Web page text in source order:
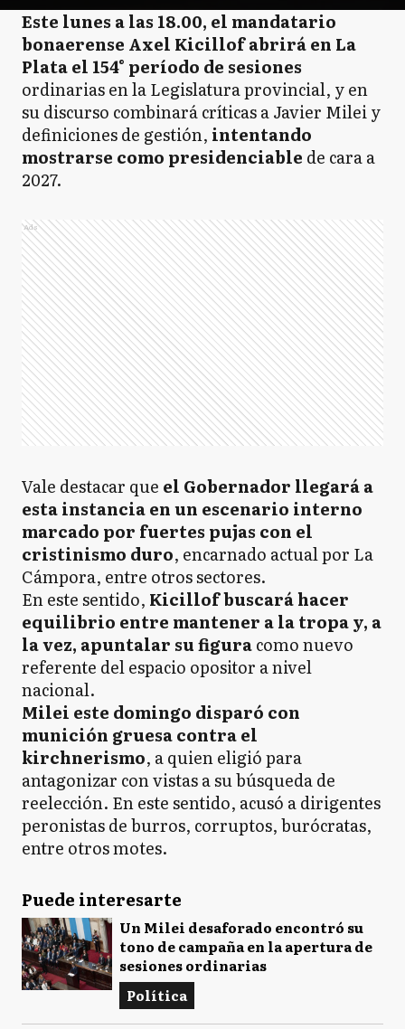
Este lunes a las 18.00, el mandatario
bonaerense Axel Kicillof abrirá en La
Plata el 154° período de sesiones
ordinarias en la Legislatura provincial, y en
su discurso combinará críticas a Javier Milei y
definiciones de gestión, intentando
mostrarse como presidenciable de cara a
2027.
Ads
Vale destacar que el Gobernador llegará a
esta instancia en un escenario interno
marcado por fuertes pujas con el
cristinismo duro, encarnado actual por La
Cámpora, entre otros sectores.
En este sentido, Kicillof buscará hacer
equilibrio entre mantener a la tropa y, a
la vez, apuntalar su figuracomo nuevo
referente del espacio opositor a nivel
nacional.
Milei este domingo disparó con
munición gruesa contra el
kirchnerismo, a quien eligió para
antagonizar con vistas a su búsqueda de
reelección. En este sentido, acusó a dirigentes
peronistas de burros, corruptos, burócratas,
entre otros motes.
Puede interesarte
Un Milei desaforado encontró su
tono de campaña en la apertura de
sesiones ordinarias
Política